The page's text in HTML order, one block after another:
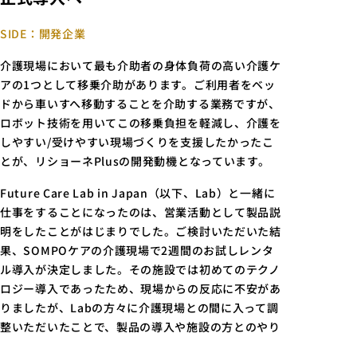
SIDE：開発企業
介護現場において最も介助者の身体負荷の高い介護ケ
アの1つとして移乗介助があります。ご利用者をベッ
ドから車いすへ移動することを介助する業務ですが、
ロボット技術を用いてこの移乗負担を軽減し、介護を
しやすい/受けやすい現場づくりを支援したかったこ
とが、リショーネPlusの開発動機となっています。
Future Care Lab in Japan（以下、Lab）と一緒に
仕事をすることになったのは、営業活動として製品説
明をしたことがはじまりでした。ご検討いただいた結
果、SOMPOケアの介護現場で2週間のお試しレンタ
ル導入が決定しました。その施設では初めてのテクノ
ロジー導入であったため、現場からの反応に不安があ
りましたが、Labの方々に介護現場との間に入って調
整いただいたことで、製品の導入や施設の方とのやり